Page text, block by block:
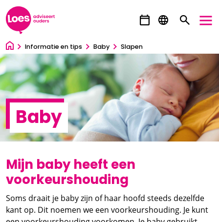
Ga direct naar inhoud
Informatie en tips Baby Slapen
Baby
Mijn baby heeft een
voorkeurshouding
Soms draait je baby zijn of haar hoofd steeds dezelfde
kant op. Dit noemen we een voorkeurshouding. Je kunt